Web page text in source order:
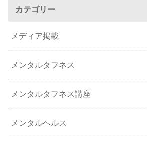
カテゴリー
メディア掲載
メンタルタフネス
メンタルタフネス講座
メンタルヘルス